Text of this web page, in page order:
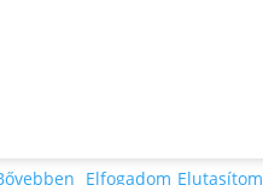
Elfogadom Elutasítom